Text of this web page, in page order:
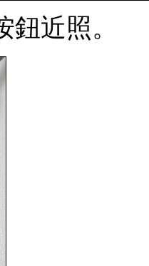
鈕近照。